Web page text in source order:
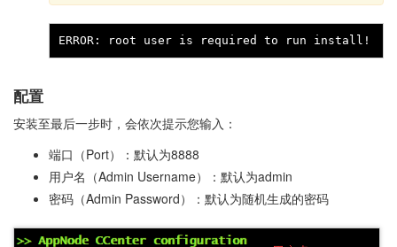
配置
安装至最后一步时，会依次提示您输入：
端口（Port）：默认为8888
用户名（Admin Username）：默认为admin
密码（Admin Password）：默认为随机生成的密码